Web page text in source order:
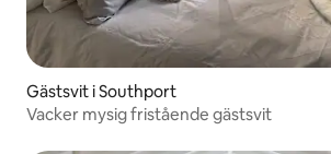
Gästsvit i Southport
Vacker mysig fristående gästsvit